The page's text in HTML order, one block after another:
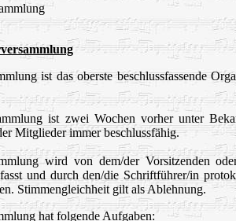
ist das oberste beschlussfassende
ist zwei Wochen vorher unter
Mitglieder immer beschlussfähig.
wird von dem/der Vorsitzenden
und durch den/die Schriftführer/in
Stimmengleichheit gilt als Ablehnung.
hat folgende Aufgaben: